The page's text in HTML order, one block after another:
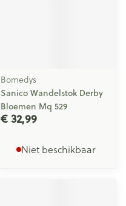
Bomedys
Sanico Wandelstok Derby
Bloemen Mq 529
€ 32,99
Niet beschikbaar